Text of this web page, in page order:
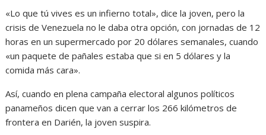
«Lo que tú vives es un infierno total», dice la joven, pero la
crisis de Venezuela no le daba otra opción, con jornadas de 12
horas en un supermercado por 20 dólares semanales, cuando
«un paquete de pañales estaba que si en 5 dólares y la
comida más cara».
Así, cuando en plena campaña electoral algunos políticos
panameños dicen que van a cerrar los 266 kilómetros de
frontera en Darién, la joven suspira.